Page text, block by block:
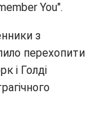
You".
з
перехопити
і Голді